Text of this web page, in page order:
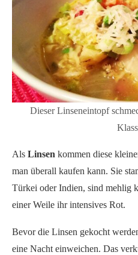
Dieser Linseneintopf
Als Linsen kommen diese
man überall kaufen kann. Sie
Türkei oder Indien, sind mehlig
einer Weile ihr intensives Rot.
Bevor die Linsen gekocht
eine Nacht einweichen. Das